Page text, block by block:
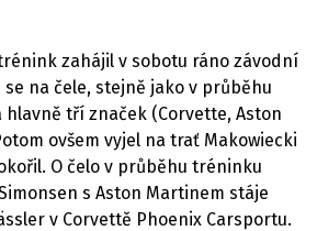
Z DOMOVA
ZE SVĚTA
MOTORSPORT
PIT LANE
zahájil v sobotu ráno závodní
na čele, stejně jako v průběhu
tří značek (Corvette, Aston
ovšem vyjel na trať Makowiecki
O čelo v průběhu tréninku
s Aston Martinem stáje
v Corvettě Phoenix Carsportu.